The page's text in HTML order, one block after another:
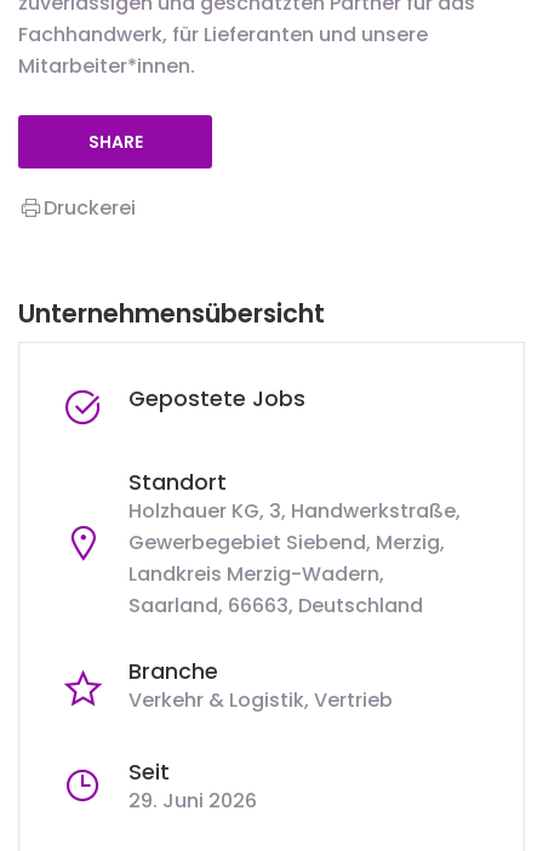
Fachhandwerk, für Lieferanten und unsere
Mitarbeiter*innen.
SHARE
Druckerei
Unternehmensübersicht
Gepostete Jobs
Standort
Holzhauer KG, 3, Handwerkstraße,
Gewerbegebiet Siebend, Merzig,
Landkreis Merzig-Wadern,
Saarland, 66663, Deutschland
Branche
Verkehr & Logistik Vertrieb
Seit
29. Juni 2026